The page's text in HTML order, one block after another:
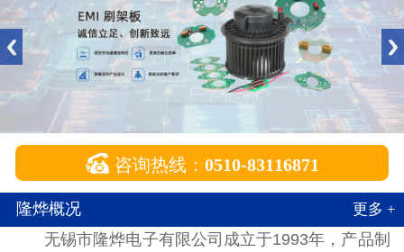
 咨询热线： 0510-83116871
隆烨概况 更多 +
无锡市隆烨电子有限公司成立于1993年，产品制